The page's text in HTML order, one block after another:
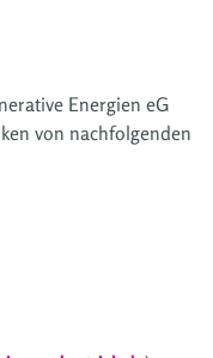
Energien eG
von nachfolgenden